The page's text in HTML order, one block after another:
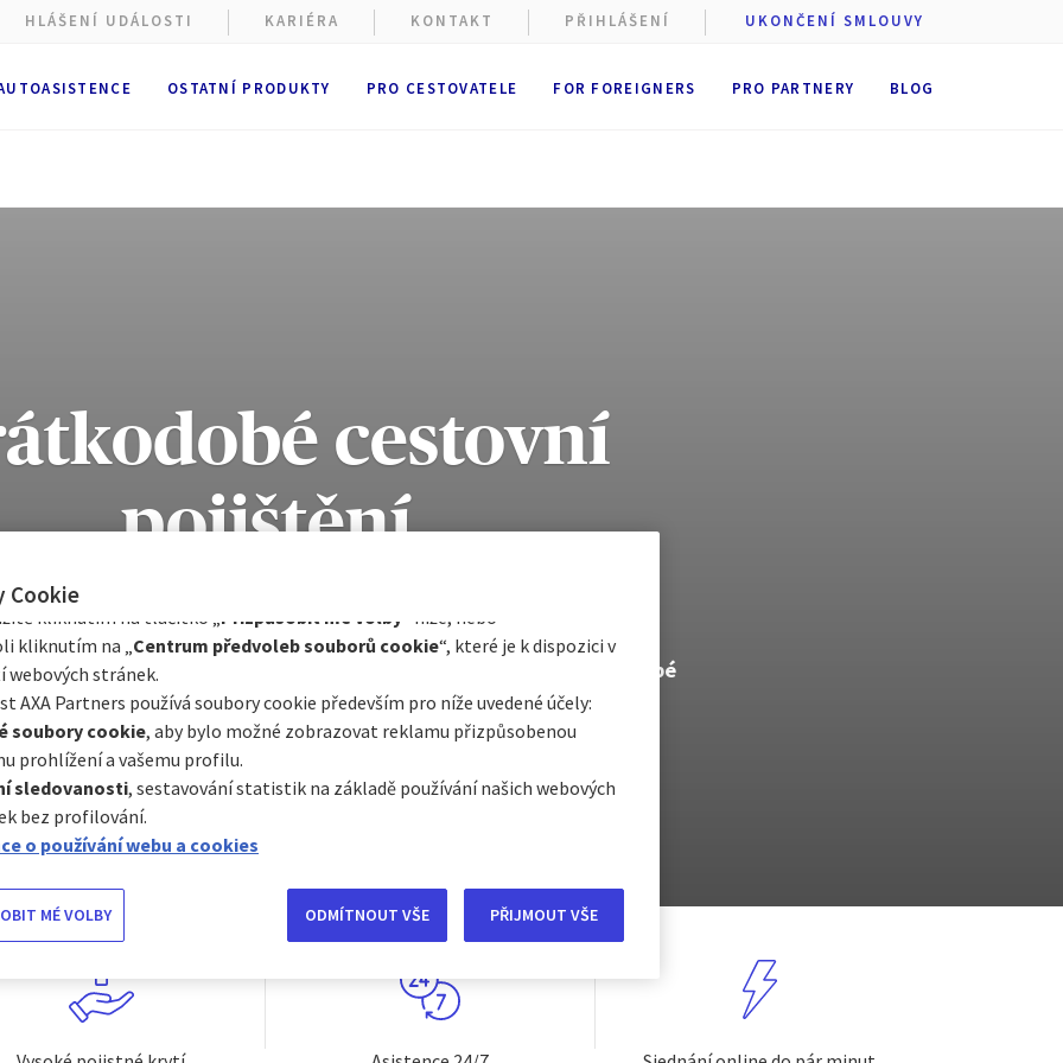
OSTATNÍ PRODUKTY PRO CESTOVATELE FOR FOREIGNERS PRO PARTNERY BLOG
HLÁŠENÍ UDÁLOSTI KARIÉRA KONTAKT PŘIHLÁŠENÍ UKONČENÍ SMLOUVY
cestovní
pojištění
To vše riskujete i na krátkém výletě. A přesně proto je tu
Krátkodobé
cestovní pojištění.
SJEDNAT POJIŠTĚNÍ
Cookie
webových stránek se používají
funkční a technické soubory cookie
nutné). Volitelné soubory cookie mohou být používány společností AXA
cookie přijmout neboodmítnout . Vaše předvolby uchováme po dobu
Centra předvoleb souborů cookie můžete souhlasit se všemi
kliknutím na tlačítko „Přizpůsobit mé volby “ níže, nebo
kliknutím na „Centrum předvoleb souborů cookie“, které je k dispozici v
webových stránek.
AXA Partners používá soubory cookie především pro níže uvedené účely:
soubory cookie, aby bylo možné zobrazovat reklamu přizpůsobenou
prohlížení a vašemu profilu.
sledovanosti, sestavování statistik na základě používání našich webových
bez profilování.
o používání webu a cookies
MÉ VOLBY ODMÍTNOUT VŠE PŘIJMOUT VŠE